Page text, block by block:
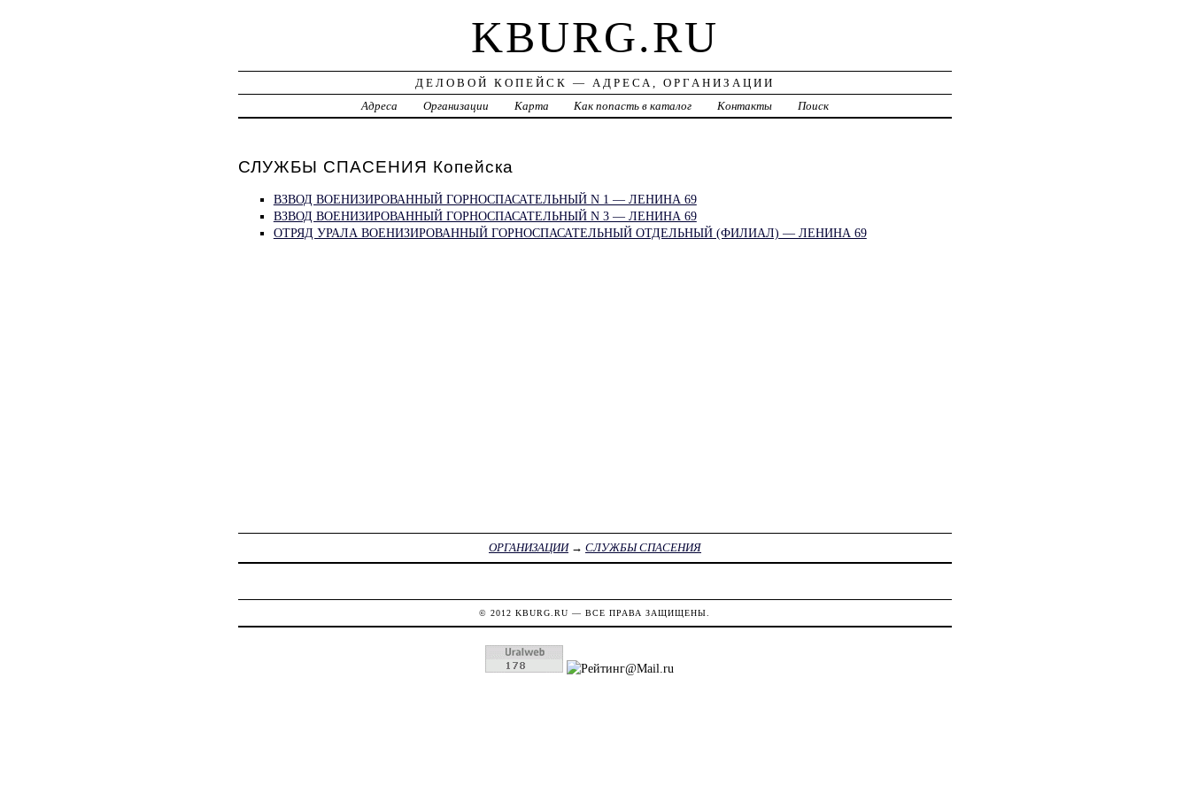
KBURG.RU
ДЕЛОВОЙ КОПЕЙСК — АДРЕСА, ОРГАНИЗАЦИИ
Адреса
Организации Карта Как попасть в каталог Контакты Поиск
СЛУЖБЫ СПАСЕНИЯ Копейска
ВЗВОД ВОЕНИЗИРОВАННЫЙ ГОРНОСПАСАТЕЛЬНЫЙ N 1 — ЛЕНИНА 69
ВЗВОД ВОЕНИЗИРОВАННЫЙ ГОРНОСПАСАТЕЛЬНЫЙ N 3 — ЛЕНИНА 69
ОТРЯД УРАЛА ВОЕНИЗИРОВАННЫЙ ГОРНОСПАСАТЕЛЬНЫЙ ОТДЕЛЬНЫЙ (ФИЛИАЛ) — ЛЕНИНА 69
ОРГАНИЗАЦИИ→ СЛУЖБЫ СПАСЕНИЯ
© 2012KBURG.RU — ВСЕ ПРАВА ЗАЩИЩЕНЫ.